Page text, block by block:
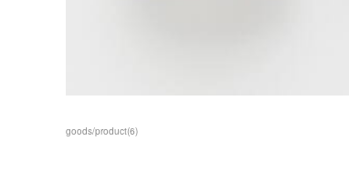
goods/product(6)